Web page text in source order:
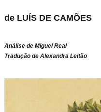
de LUÍS DE CAMÕES
Análise de Miguel Real
Tradução de Alexandra Leitão